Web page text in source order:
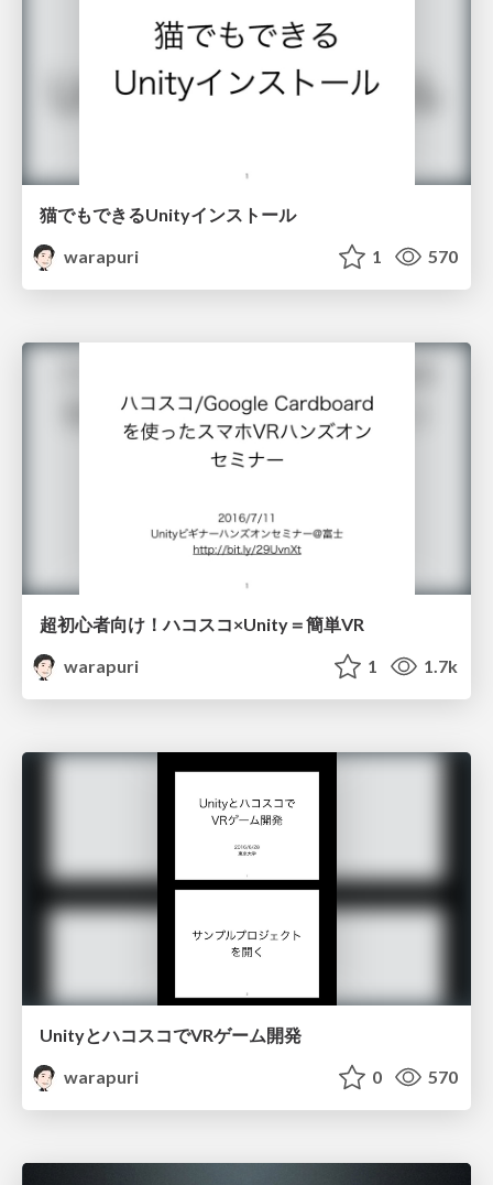
猫でもできるUnityインストール
warapuri
1 570
超初心者向け！ハコスコ×Unity＝簡単VR
warapuri
1 1.7k
UnityとハコスコでVRゲーム開発
warapuri
0 570